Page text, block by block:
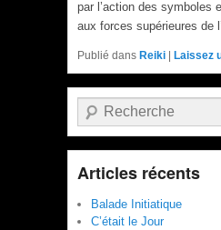
par l’action des symboles
aux forces supérieures de
Publié dans Reiki Laissez
Recherche
Articles récents
Balade Initiatique
C’était le Jour